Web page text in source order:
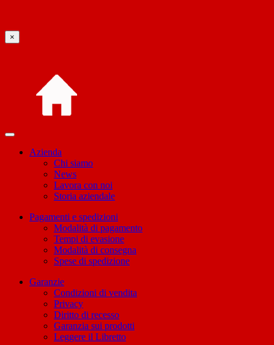
×
Azienda
Chi siamo
News
Lavora con noi
Storia aziendale
Pagamenti e spedizioni
Modalità di pagamento
Tempi di evasione
Modalità di consegna
Spese di spedizione
Garanzie
Condizioni di vendita
Privacy
Diritto di recesso
Garanzia sui prodotti
Leggere il Libretto